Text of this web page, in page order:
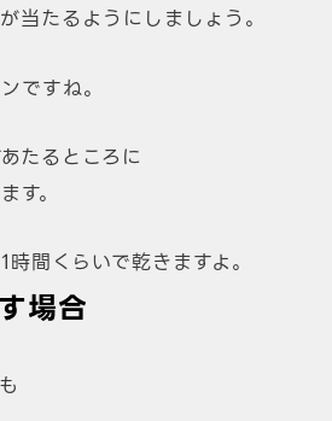
当たるようにしましょう。
ですね。
たるところに
す。
間くらいで乾きますよ。
場合